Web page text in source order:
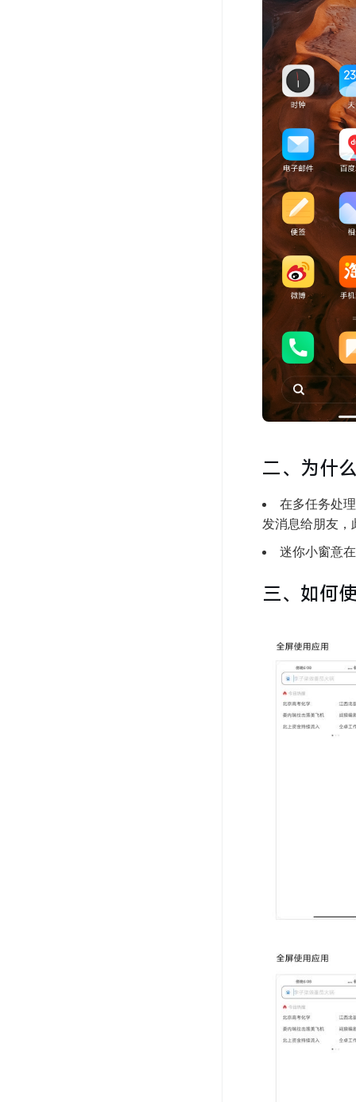
二、为什
在多任务处
发消息给朋友，
迷你小窗意
三、如何